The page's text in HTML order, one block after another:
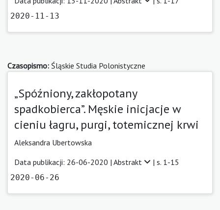
2020-11-13
Czasopismo: Śląskie Studia Polonistyczne
„Spóźniony, zakłopotany
spadkobierca”. Męskie inicjacje w
cieniu łagru, purgi, totemicznej krwi
Aleksandra Ubertowska
Data publikacji: 26-06-2020 | Abstrakt | s. 1-15
2020-06-26